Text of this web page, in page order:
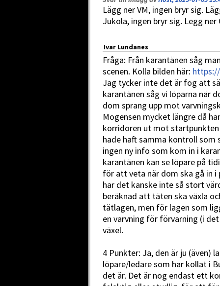
Lägg ner VM, ingen bryr sig.
Jukola, ingen bryr sig. Legg
Ivar Lundanes
Fråga: Från karantänen såg
scenen. Kolla bilden här:
Jag tycker inte det är fog att
karantänen såg vi löparna när
dom sprang upp mot
Mogensen mycket längre då
korridoren ut mot
hade haft samma kontroll som
ingen ny info som kom in i
karantänen kan se löpare på
för att veta när dom ska gå in
har det kanske inte så stort
beräknad att täten ska växla
tätlagen, men för lagen som
en varvning för förvarning (i
växel.
4 Punkter: Ja, den är ju (även)
löpare/ledare som har kollat i
det är. Det är nog endast ett